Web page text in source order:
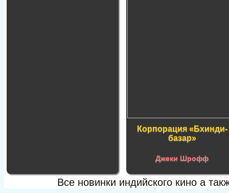
Корпорация «Бхинди-
базар»
Джеки Шрофф
Все новинки индийского кино а